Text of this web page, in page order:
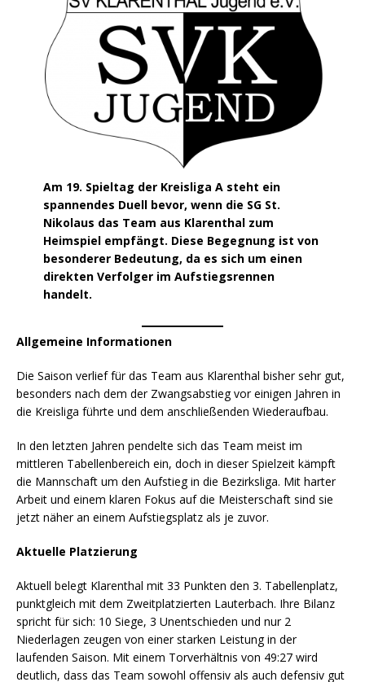
Am 19. Spieltag der Kreisliga A steht ein
spannendes Duell bevor, wenn die SG St.
Nikolaus das Team aus Klarenthal zum
Heimspiel empfängt. Diese Begegnung ist von
besonderer Bedeutung, da es sich um einen
direkten Verfolger im Aufstiegsrennen
handelt.
Allgemeine Informationen
Die Saison verlief für das Team aus Klarenthal bisher sehr gut,
besonders nach dem der Zwangsabstieg vor einigen Jahren in
die Kreisliga führte und dem anschließenden Wiederaufbau.
In den letzten Jahren pendelte sich das Team meist im
mittleren Tabellenbereich ein, doch in dieser Spielzeit kämpft
die Mannschaft um den Aufstieg in die Bezirksliga. Mit harter
Arbeit und einem klaren Fokus auf die Meisterschaft sind sie
jetzt näher an einem Aufstiegsplatz als je zuvor.
Aktuelle Platzierung
Aktuell belegt Klarenthal mit 33 Punkten den 3. Tabellenplatz,
punktgleich mit dem Zweitplatzierten Lauterbach. Ihre Bilanz
spricht für sich: 10 Siege, 3 Unentschieden und nur 2
Niederlagen zeugen von einer starken Leistung in der
laufenden Saison. Mit einem Torverhältnis von 49:27 wird
deutlich, dass das Team sowohl offensiv als auch defensiv gut